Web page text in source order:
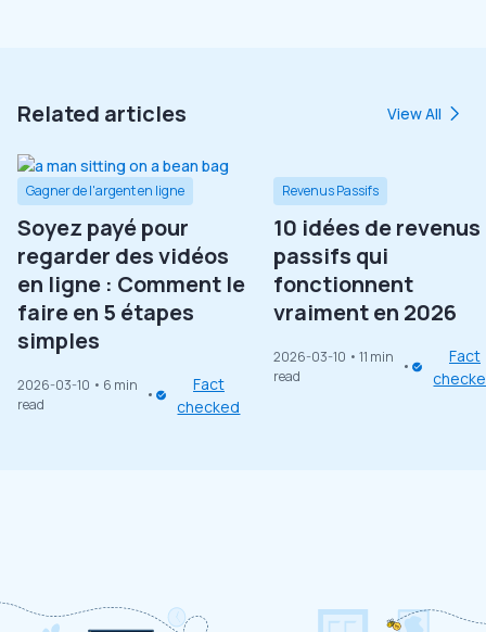
Related articles View All
Gagner de l'argent en ligne
Soyez payé pour
regarder des vidéos
en ligne : Comment le
faire en 5 étapes
simples
2026-03-10 • 6 min
read
Fact
checked
Revenus Passifs
10 idées de revenus
passifs qui
fonctionnent
vraiment en 2026
2026-03-10 • 11 min
read
Fact